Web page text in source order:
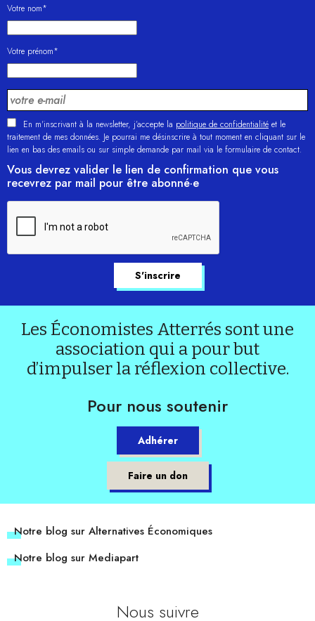
Votre nom*
Votre prénom*
En m'inscrivant à la newsletter, j’accepte la politique de confidentialité et le
traitement de mes données. Je pourrai me désinscrire à tout moment en cliquant sur le
lien en bas des emails ou sur simple demande par mail via le formulaire de contact.
Vous devrez valider le lien de confirmation que vous
recevrez par mail pour être abonné·e
Les Économistes Atterrés sont une
association qui a pour but
d’impulser la réflexion collective.
Pour nous soutenir
Adhérer
Faire un don
Notre blog sur Alternatives Économiques
Notre blog sur Mediapart
Nous suivre